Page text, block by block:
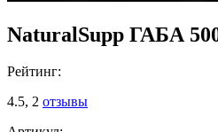
NaturalSupp ГАБА
Рейтинг:
4.5, 2 отзывы